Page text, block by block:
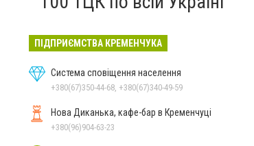
ПІДПРИЄМСТВА КРЕМЕНЧУКА
Система сповіщення населення
+380(67)350-44-68, +380(67)340-49-59
Нова Диканька, кафе-бар в Кременчуці
+380(96)904-63-23